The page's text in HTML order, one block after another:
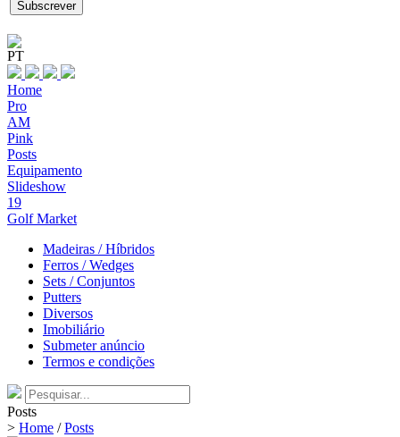
PT
Home
Pro
AM
Pink
Posts
Equipamento
Slideshow
19
Golf Market
Madeiras / Híbridos
Ferros / Wedges
Sets / Conjuntos
Putters
Diversos
Imobiliário
Submeter anúncio
Termos e condições
Posts
> Home /Posts